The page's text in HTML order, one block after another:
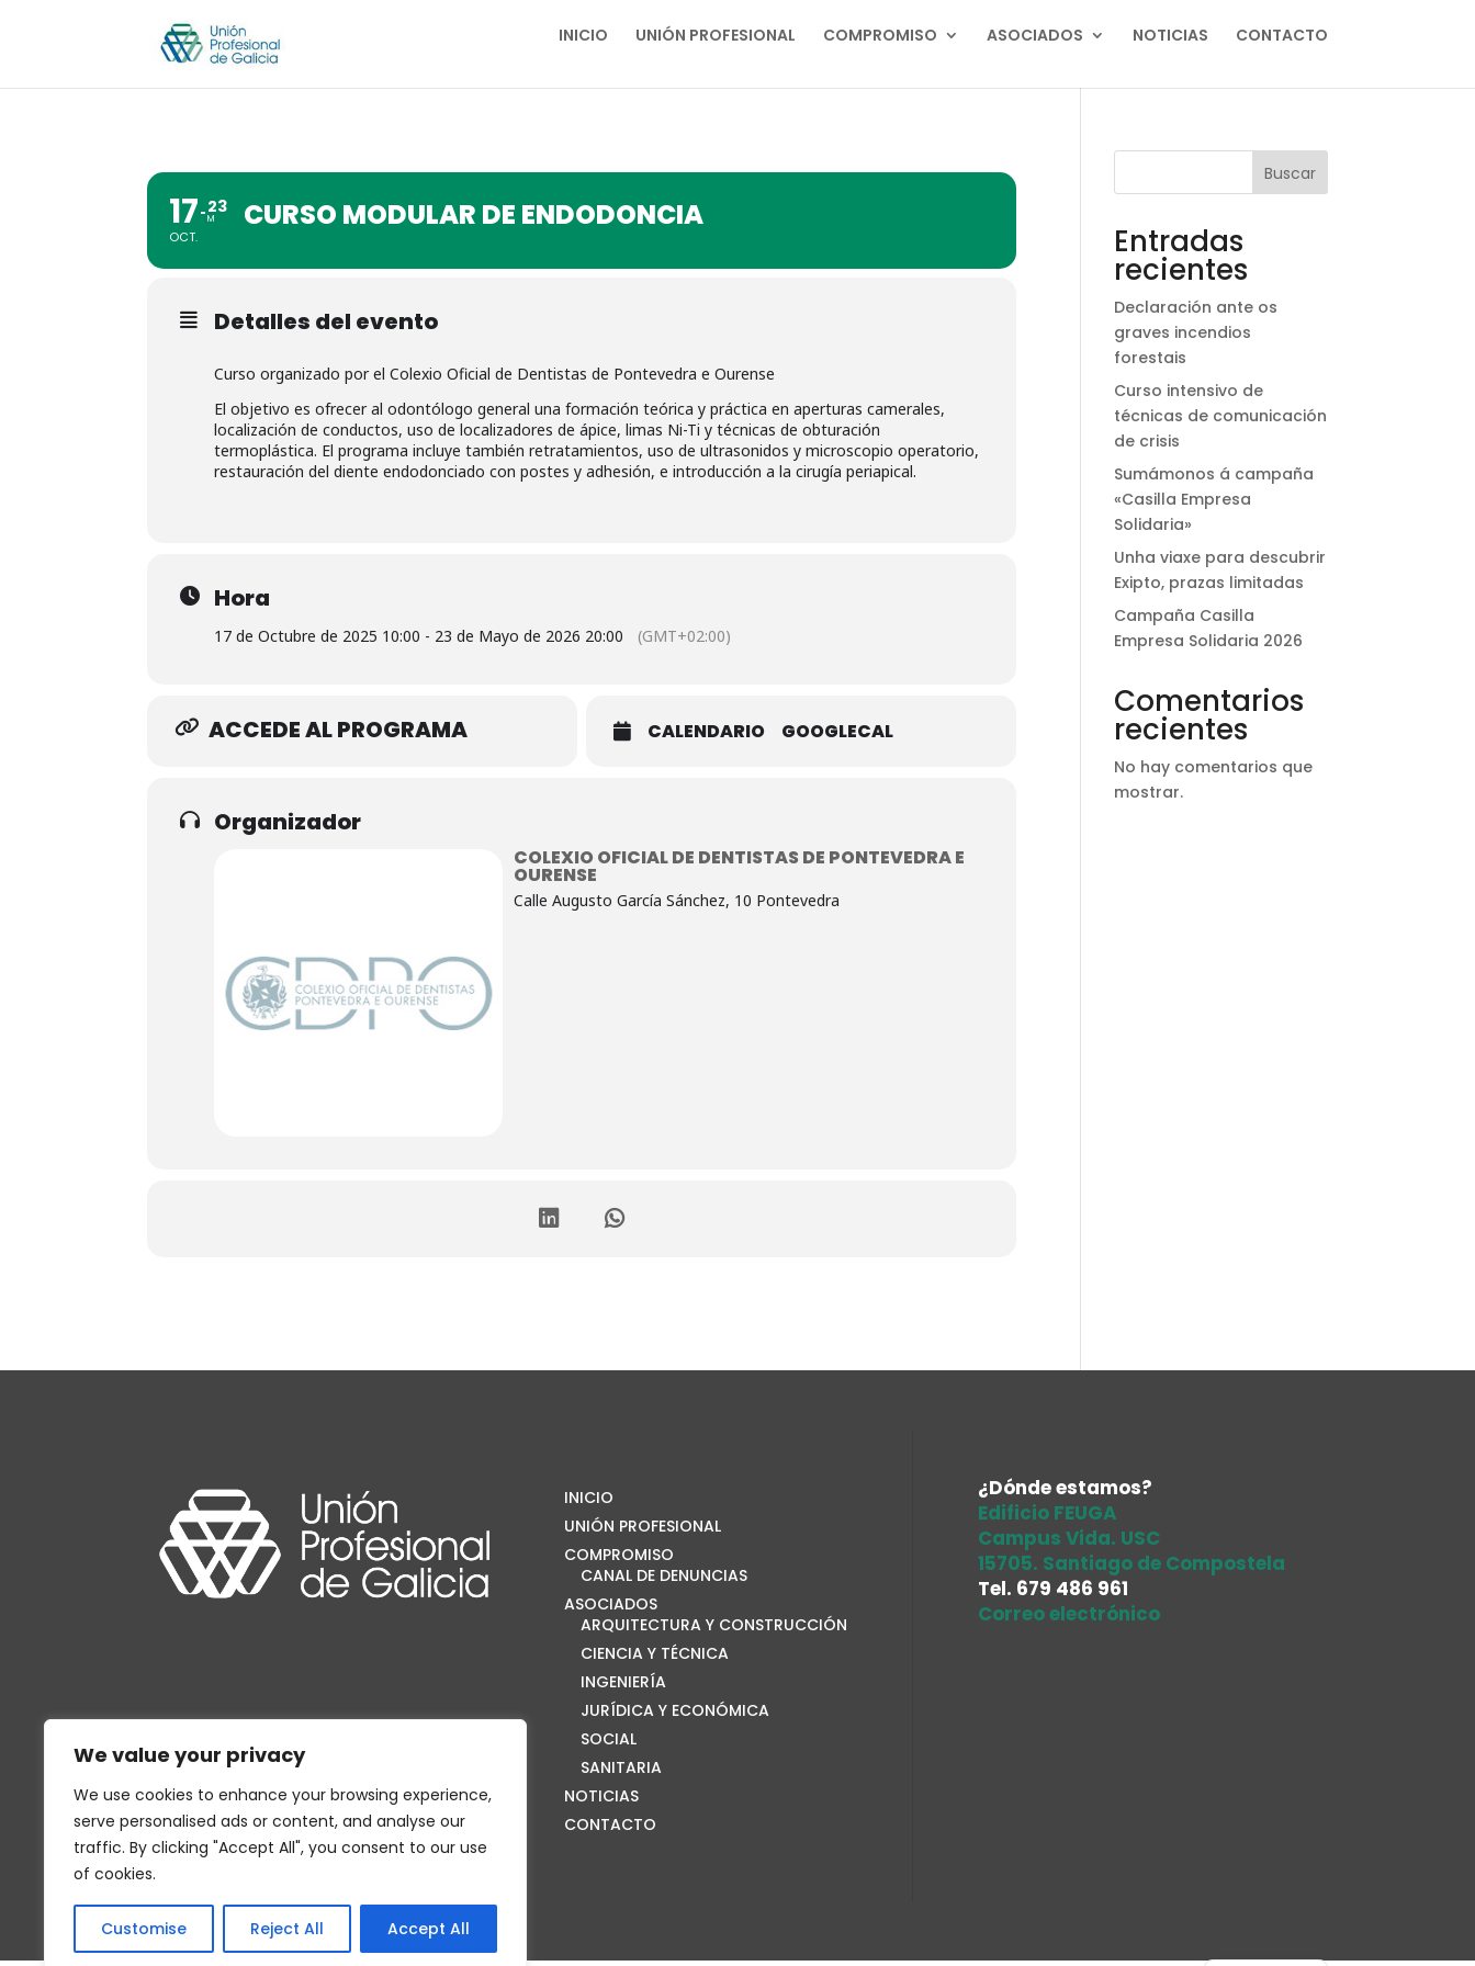
We value your privacy
We use cookies to enhance your browsing experience,
serve personalised ads or content, and analyse our
traffic. By clicking "Accept All", you consent to our use
of cookies.
Customise Reject All Accept All
INICIO UNIÓN PROFESIONAL COMPROMISO ASOCIADOS NOTICIAS CONTACTO
17
OCT.
23
M CURSO MODULAR DE ENDODONCIA
Detalles del evento
Curso organizado por el Colexio Oficial de Dentistas de Pontevedra e Ourense
El objetivo es ofrecer al odontólogo general una formación teórica y práctica en aperturas camerales,
localización de conductos, uso de localizadores de ápice, limas Ni-Ti y técnicas de obturación
termoplástica. El programa incluye también retratamientos, uso de ultrasonidos y microscopio operatorio,
restauración del diente endodonciado con postes y adhesión, e introducción a la cirugía periapical.
Hora
17 de Octubre de 2025 10:00 - 23 de Mayo de 2026 20:00 (GMT+02:00)
ACCEDE AL PROGRAMA CALENDARIO GOOGLECAL
Organizador
COLEXIO OFICIAL DE DENTISTAS DE PONTEVEDRA E
OURENSE
Calle Augusto García Sánchez, 10 Pontevedra
Buscar
Entradas
recientes
Declaración ante os
graves incendios
forestais
Curso intensivo de
técnicas de comunicación
de crisis
Sumámonos á campaña
«Casilla Empresa
Solidaria»
Unha viaxe para descubrir
Exipto, prazas limitadas
Campaña Casilla
Empresa Solidaria 2026
Comentarios
recientes
No hay comentarios que
mostrar.
INICIO
UNIÓN PROFESIONAL
COMPROMISO
CANAL DE DENUNCIAS
ASOCIADOS
ARQUITECTURA Y CONSTRUCCIÓN
CIENCIA Y TÉCNICA
INGENIERÍA
JURÍDICA Y ECONÓMICA
SOCIAL
SANITARIA
NOTICIAS
CONTACTO
¿Dónde estamos?
Edificio FEUGA
Campus Vida. USC
15705. Santiago de Compostela
Tel. 679 486 961
Correo electrónico